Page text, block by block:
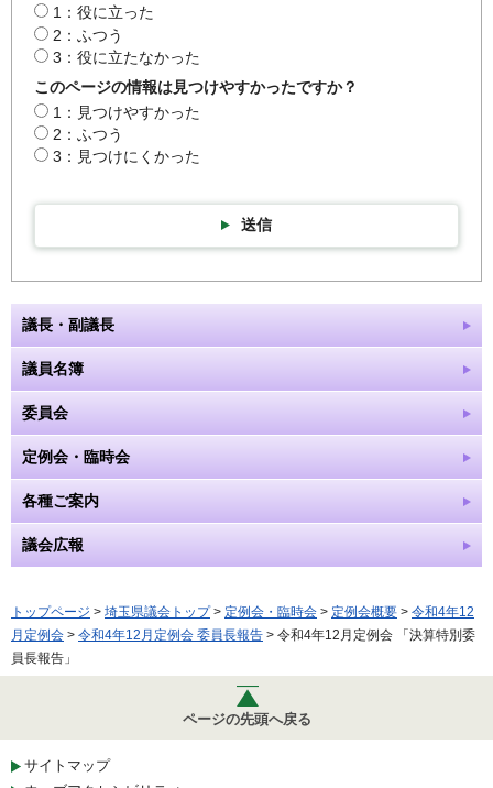
1：役に立った
2：ふつう
3：役に立たなかった
このページの情報は見つけやすかったですか？
1：見つけやすかった
2：ふつう
3：見つけにくかった
送信
議長・副議長
議員名簿
委員会
定例会・臨時会
各種ご案内
議会広報
トップページ > 埼玉県議会トップ> 定例会・臨時会 > 定例会概要 > 令和4年12
月定例会 > 令和4年12月定例会 委員長報告 > 令和4年12月定例会 「決算特別委
員長報告」
ページの先頭へ戻る
サイトマップ